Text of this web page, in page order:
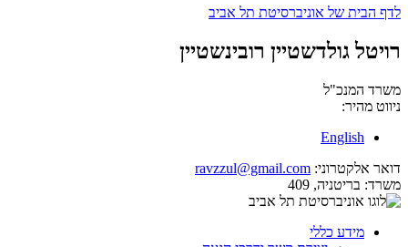
לדף הבית של אוניברסיטת תל אביב
רויטל גולדשטיין רובינשטיין
משרד המנכ"ל
ניווט מהיר:
English
דואר אלקטרוני: ravzzul@gmail.com
משרד: בריטניה, 409
מידע כללי